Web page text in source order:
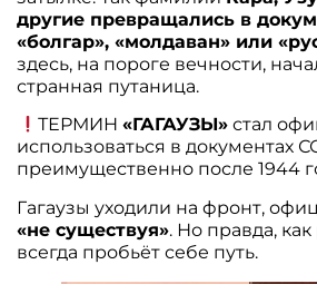
другие превращались в
«болгар», «молдаван» или
здесь, на пороге вечности,
странная путаница.
ТЕРМИН «ГАГАУЗЫ»стал
использоваться в документах
преимущественно после 1944
Гагаузы уходили на фронт,
«не существуя». Но правда,
всегда пробьёт себе путь.